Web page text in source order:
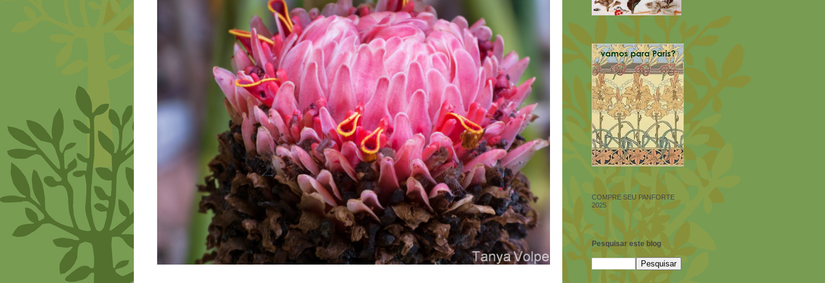
COMPRE SEU PANFORTE
2025
Pesquisar este blog